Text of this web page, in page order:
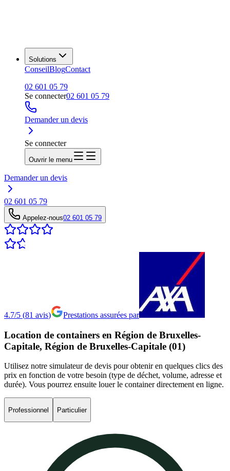
Solutions
ConseilBlogContact
02 601 05 79
Se connecter02 601 05 79
Demander un devis
Se connecter
Ouvrir le menu
Demander un devis
02 601 05 79
Appelez-nous02 601 05 79
4.7/5 (81 avis) Prestations assurées par
Location de containers en Région de Bruxelles-
Capitale, Région de Bruxelles-Capitale (01)
Utilisez notre simulateur de devis pour obtenir en quelques clics des
prix en fonction de votre besoin (type de déchet, volume, adresse et
durée). Vous pourrez ensuite louer le container directement en ligne.
Professionnel Particulier